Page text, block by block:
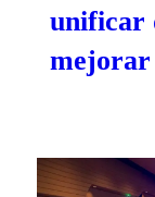
unificar
mejorar